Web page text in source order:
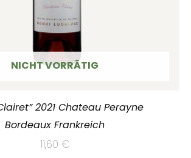
NICHT VORRÄTIG
2021 Chateau Perayne
Bordeaux Frankreich
11,60 €